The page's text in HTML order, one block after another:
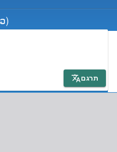
)
תרגם